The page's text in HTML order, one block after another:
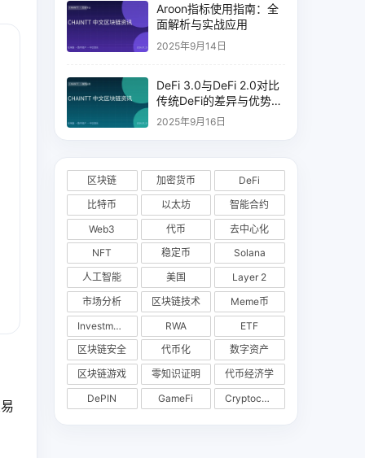
Aroon指标使用指南：全
面解析与实战应用
2025年9月14日
DeFi 3.0与DeFi 2.0对比
传统DeFi的差异与优势分
析
2025年9月16日
区块链 加密货币
DeFi
比特币
以太坊
智能合约
Web3
代币
去中心化
NFT
稳定币
Solana
人工智能
美国
Layer 2
市场分析
区块链技术
Meme币
Investments
RWA
ETF
区块链安全
代币化
数字资产
区块链游戏
零知识证明
代币经济学
DePIN
GameFi Cryptocurrency Exchange